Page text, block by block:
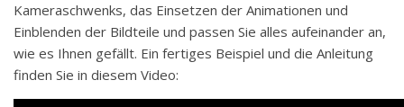
Kameraschwenks, das Einsetzen der Animationen und
Einblenden der Bildteile und passen Sie alles aufeinander an,
wie es Ihnen gefällt. Ein fertiges Beispiel und die Anleitung
finden Sie in diesem Video: